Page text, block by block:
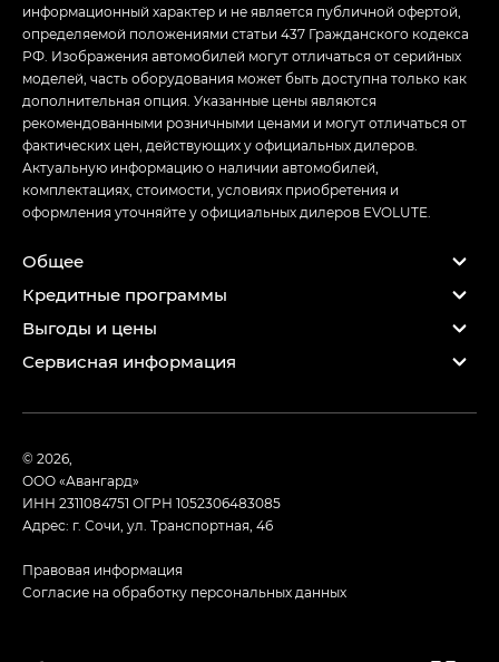
информационный характер и не является публичной офертой,
определяемой положениями статьи 437 Гражданского кодекса
РФ. Изображения автомобилей могут отличаться от серийных
моделей, часть оборудования может быть доступна только как
дополнительная опция. Указанные цены являются
рекомендованными розничными ценами и могут отличаться от
фактических цен, действующих у официальных дилеров.
Актуальную информацию о наличии автомобилей,
комплектациях, стоимости, условиях приобретения и
оформления уточняйте у официальных дилеров EVOLUTE.
Общее
Кредитные программы
Выгоды и цены
Сервисная информация
© 2026,
ООО «Авангард»
ИНН 2311084751 ОГРН 1052306483085
Адрес: г. Сочи, ул. Транспортная, 46
Правовая информация
Согласие на обработку персональных данных